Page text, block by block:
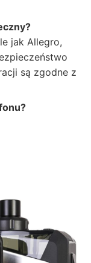
jak Allegro,
są zgodne z